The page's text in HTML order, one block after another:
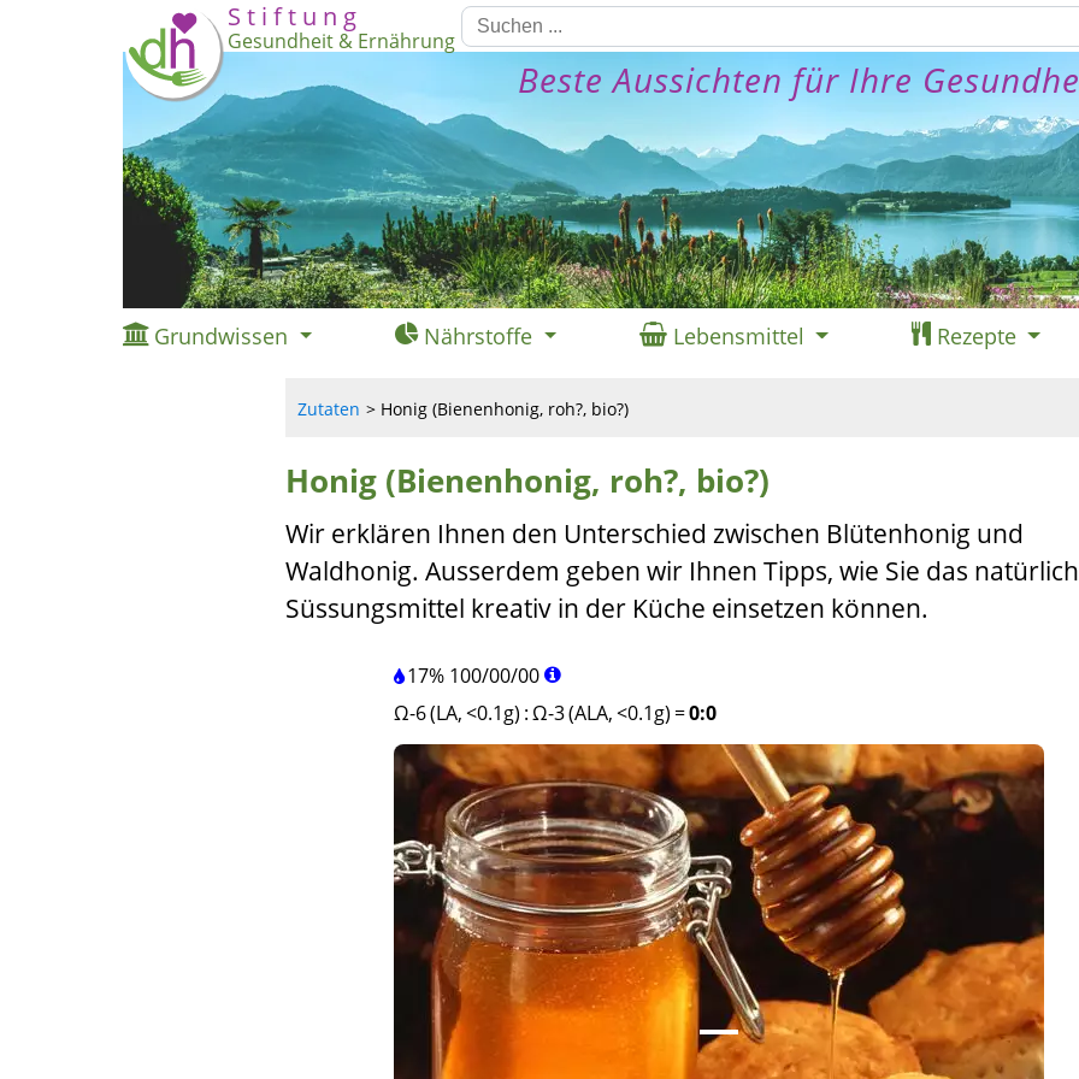
S t i f t u n g
Gesundheit & Ernährung
Beste Aussichten für Ihre
Grundwissen Nährstoffe Lebensmittel Rezepte
Zutaten Honig (Bienenhonig, roh?, bio?)
Honig (Bienenhonig, roh?, bio?)
Wir erklären Ihnen den Unterschied zwischen Blütenhonig und
Waldhonig. Ausserdem geben wir Ihnen Tipps, wie Sie das
Süssungsmittel kreativ in der Küche einsetzen können.
17% 100/00/00
Ω-6 (LA, <0.1g) :Ω-3 (ALA, <0.1g) =0:0